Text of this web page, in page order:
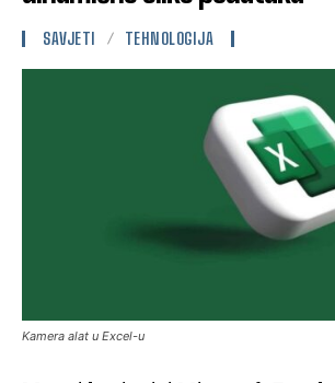
SAVJETI TEHNOLOGIJA
Kamera alat u Excel-u